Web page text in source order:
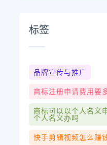
标签
品牌宣传与推广
商标注册申请费用要
商标可以以个人名义
个人名义办吗
快手剪辑视频怎么赚